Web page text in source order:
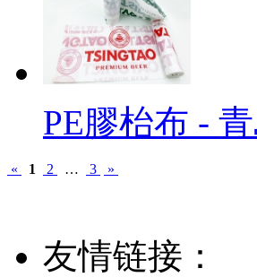
PE膠枱布 -
« 1 2 … 3 »
友情链接：